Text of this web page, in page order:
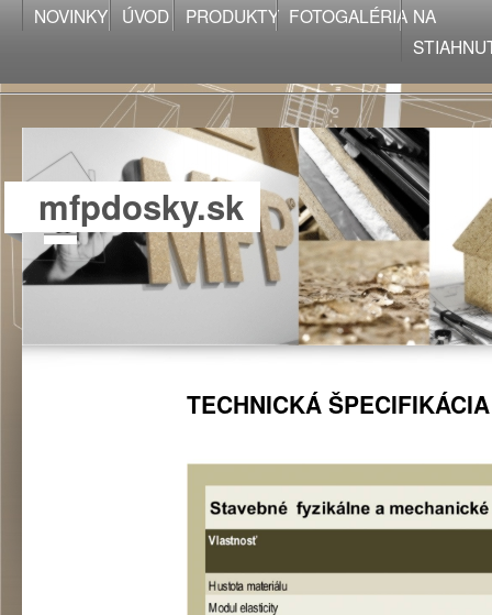
NOVINKY ÚVOD PRODUKTY FOTOGALÉRIA NA
mfpdosky.sk
TECHNICKÁ ŠPECIFIKÁCIA